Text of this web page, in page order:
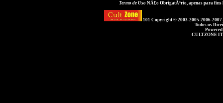
Termo de UsoNÃ£o ObrigatÃ³rio, apenas para
101 Copyright © 2003-2005-2006-
Todos os
CULTZONE